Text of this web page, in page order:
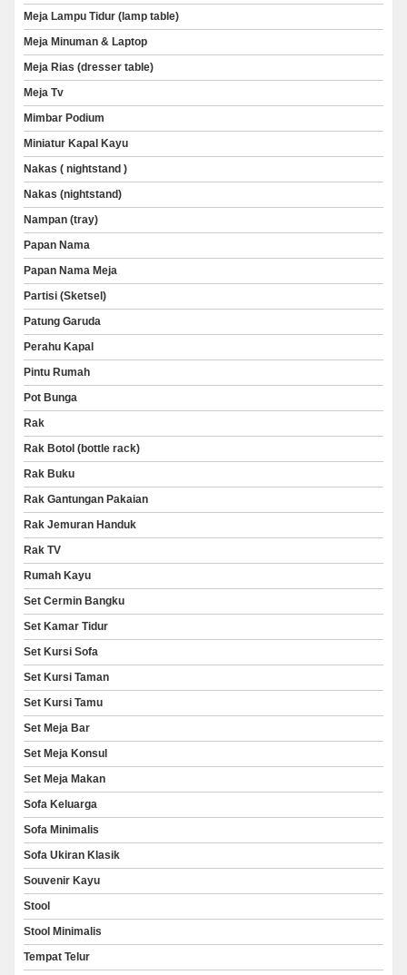
Meja Lampu Tidur (lamp table)
Meja Minuman & Laptop
Meja Rias (dresser table)
Meja Tv
Mimbar Podium
Miniatur Kapal Kayu
Nakas ( nightstand )
Nakas (nightstand)
Nampan (tray)
Papan Nama
Papan Nama Meja
Partisi (Sketsel)
Patung Garuda
Perahu Kapal
Pintu Rumah
Pot Bunga
Rak
Rak Botol (bottle rack)
Rak Buku
Rak Gantungan Pakaian
Rak Jemuran Handuk
Rak TV
Rumah Kayu
Set Cermin Bangku
Set Kamar Tidur
Set Kursi Sofa
Set Kursi Taman
Set Kursi Tamu
Set Meja Bar
Set Meja Konsul
Set Meja Makan
Sofa Keluarga
Sofa Minimalis
Sofa Ukiran Klasik
Souvenir Kayu
Stool
Stool Minimalis
Tempat Telur